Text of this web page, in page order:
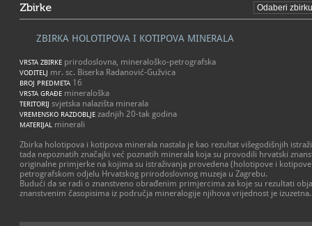
Zbirke
ZBIRKA HOLOTIPOVA I KOTIPOVA MINERALA
VRSTA ZBIRKE prirodoslovna, mineraloško-petrografska
VODITELJ mr. sc. Biserka Radanović-Gužvica
BROJ PREDMETA 16
VRSTA GRAĐE mineraloška
TERITORIJ svjetska nalazišta minerala
VREMENSKO RAZDOBLJE zadnjih 20-tak godina
MATERIJAL minerali
Zbirka holotipova i kotipova minerala nastala je kao rezultat višegodišnjih
tada nepoznatih značajki već poznatih minerala koja su provodili hrvatski
originalne primjerke na kojima su istraživanja provedena (holotipove i
petrografskom odjelu Hrvatskog prirodoslovnog muzeja u Zagrebu.
Budući da se radi o znanstveno obrađenim primjercima za koje su rezultati
znanstvenim časopisima iz područja mineralogije njihova vrijednost je izuzetna.